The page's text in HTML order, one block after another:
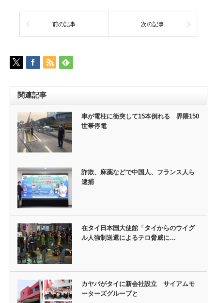
前の記事 次の記事
関連記事
車が電柱に衝突して15本倒れる 界隈150
世帯停電
詐欺、麻薬などで中国人、フランス人ら
逮捕
在タイ日本国大使館「タイからのウイグ
ル人強制送還によるテロ脅威に…
カヤバがタイに新会社設立 サイアムモ
ーターズグループと